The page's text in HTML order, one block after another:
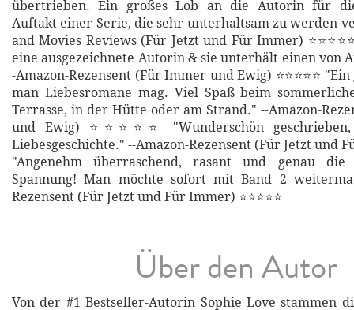
übertrieben. Ein großes Lob an die Autorin für
Auftakt einer Serie, die sehr unterhaltsam zu werden
and Movies Reviews (Für Jetzt und Für Immer)
eine ausgezeichnete Autorin & sie unterhält einen von
-Amazon-Rezensent (Für Immer und Ewig) ⭐⭐⭐⭐⭐
man Liebesromane mag. Viel Spaß beim
Terrasse, in der Hütte oder am Strand." --Amazon-
und Ewig) ⭐⭐⭐⭐⭐ "Wunderschön
Liebesgeschichte." --Amazon-Rezensent (Für Jetzt und Für
"Angenehm überraschend, rasant und genau
Spannung! Man möchte sofort mit Band 2
Rezensent (Für Jetzt und Für Immer) ⭐⭐⭐⭐⭐
Über den Autor
Von der #1 Bestseller-Autorin Sophie Love stammen